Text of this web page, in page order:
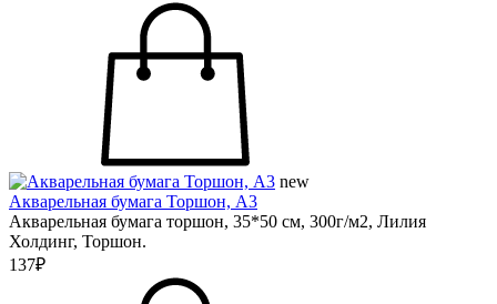
new
Акварельная бумага Торшон, А3
Акварельная бумага торшон, 35*50 см, 300г/м2, Лилия
Холдинг, Торшон.
137₽